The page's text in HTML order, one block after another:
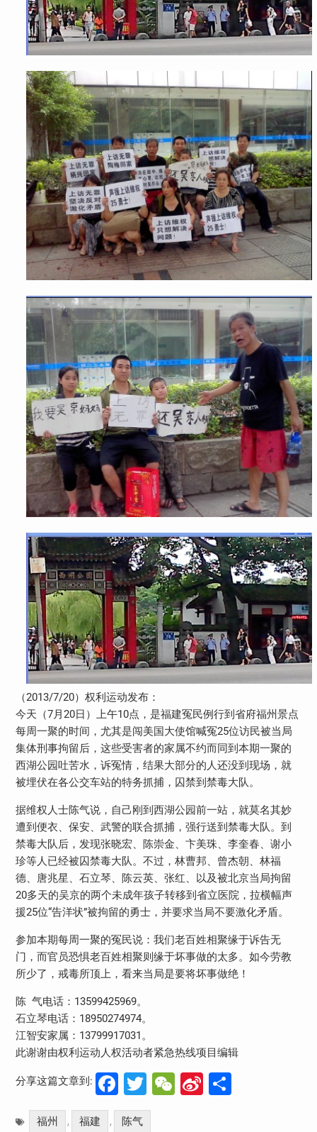
（2013/7/20）权利运动发布：
今天（7月20日）上午10点，是福建冤民例行到省府福州景点
每周一聚的时间，尤其是闯美国大使馆喊冤25位访民被当局
集体刑事拘留后，这些受害者的家属不约而同到本期一聚的
西湖公园吐苦水，诉冤情，结果大部分的人还没到现场，就
被埋伏在各公交车站的特务抓捕，囚禁到禁毒大队。
据维权人士陈气说，自己刚到西湖公园前一站，就莫名其妙
遭到便衣、保安、武警的联合抓捕，强行送到禁毒大队。到
禁毒大队后，发现张晓宏、陈崇金、卞美珠、李奎春、谢小
珍等人已经被囚禁毒大队。不过，林曹邦、曾杰朝、林福
德、唐兆星、石立琴、陈云英、张红、以及被北京当局拘留
20多天的吴京的两个未成年孩子转移到省立医院，拉横幅声
援25位“告洋状”被拘留的勇士，并要求当局不要激化矛盾。
参加本期每周一聚的冤民说：我们老百姓相聚缘于诉告无
门，而官员恐惧老百姓相聚则缘于坏事做的太多。如今劳教
所少了，戒毒所顶上，看来当局是要将坏事做绝！
陈 气电话：13599425969。
石立琴电话：18950274974。
江智安家属：13799917031。
此谢谢由权利运动人权活动者紧急热线项目编辑
分享这篇文章到: Facebook
Twitter
WeChat
Sina
福州 , 福建 , 陈气